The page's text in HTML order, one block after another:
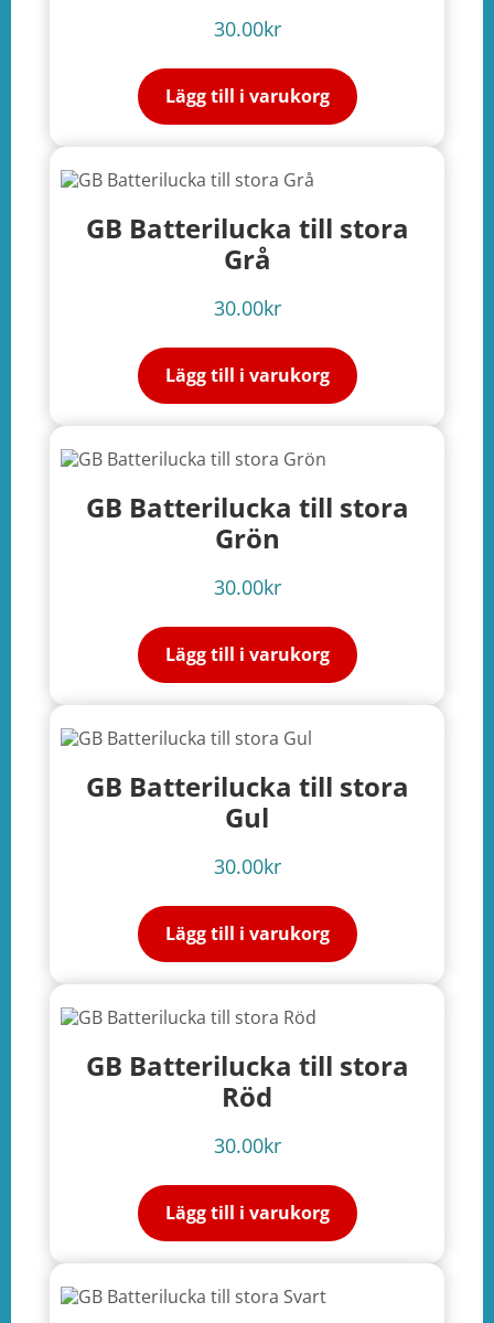
30.00kr
Lägg till i varukorg
GB Batterilucka till stora
Grå
30.00kr
Lägg till i varukorg
GB Batterilucka till stora
Grön
30.00kr
Lägg till i varukorg
GB Batterilucka till stora
Gul
30.00kr
Lägg till i varukorg
GB Batterilucka till stora
Röd
30.00kr
Lägg till i varukorg